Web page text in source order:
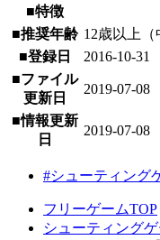
■特徴
■推奨年齢 12歳以上（
■登録日
2016-10-31
■ファイル
更新日
2019-07-08
■情報更新
日
2019-07-08
#シューティング
フリーゲームTOP
シューティングゲ